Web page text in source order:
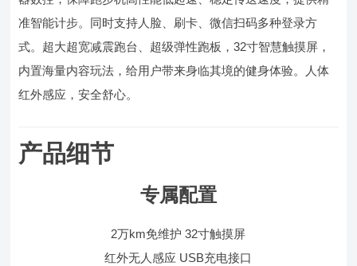
准智能计步。同时支持人脸、刷卡、微信扫码多种登录方
式。超大超宽减震跑台、超级弹性跑板，32寸智慧触摸屏，
内置海量内容玩法，给用户带来身临其境的健身体验。人体
红外感应，安全舒心。
产品细节
专属配置
2万km免维护 32寸触摸屏
红外无人感应 USB充电接口